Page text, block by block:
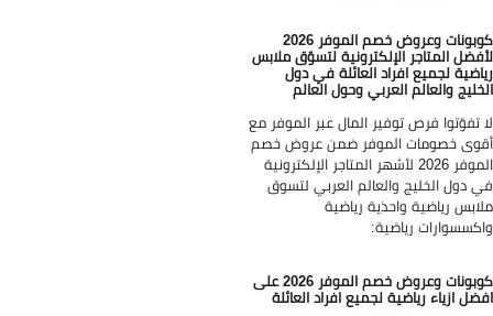
كوبونات وعروض خصم الموفر 2026
المتاجر الإلكترونية لتسوّق ملابس
لجميع افراد العائلة في دول
والعالم العربي وحول العالم
تفوّتوا فرص توفير المال عبر الموفر مع
خصومات الموفر ضمن عروض خصم
الموفر 2026 لأشهر المتاجر الإلكترونية
دول الخليج والعالم العربي لتسوق
رياضية واحذية رياضية
رياضية:
كوبونات وعروض خصم الموفر 2026 على
ازياء رياضية لجميع افراد العائلة